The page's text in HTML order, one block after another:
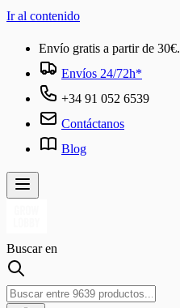
Ir al contenido
Envío gratis a partir de 30€.
Envíos 24/72h*
+34 91 052 6539
Contáctanos
Blog
Buscar en